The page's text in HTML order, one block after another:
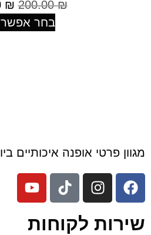
200.00
99.00₪
בחר אפשרויות
פרטי אופנה איכותיים ביותר
לקוחות